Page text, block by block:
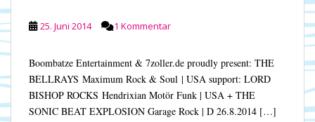
25. Juni 2014 1 Kommentar
Boombatze Entertainment & 7zoller.de proudly present: THE
BELLRAYS Maximum Rock & Soul | USA support: LORD
BISHOP ROCKS Hendrixian Motör Funk | USA + THE
SONIC BEAT EXPLOSION Garage Rock | D 26.8.2014 […]